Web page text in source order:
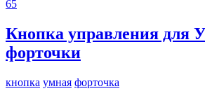
65
Кнопка управления для
форточки
кнопка умная форточка